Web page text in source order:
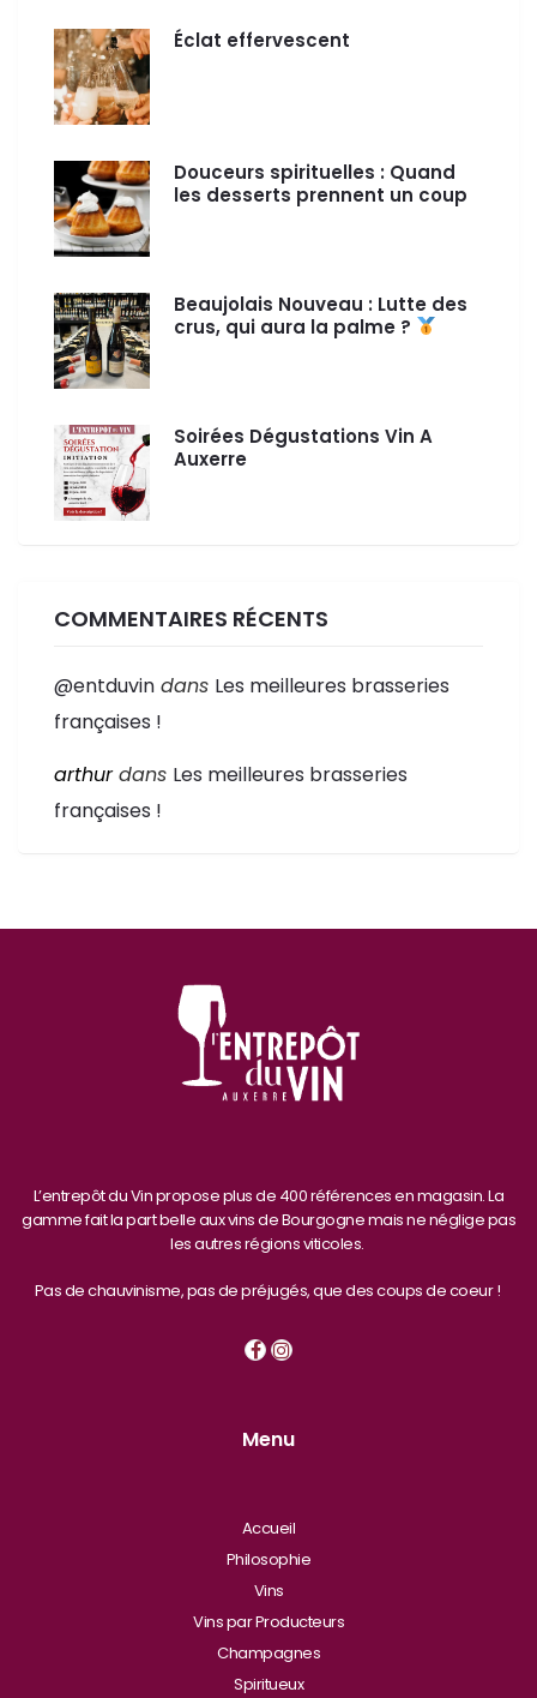
Éclat effervescent
Douceurs spirituelles : Quand
les desserts prennent un coup
Beaujolais Nouveau : Lutte des
crus, qui aura la palme ?
Soirées Dégustations Vin A
Auxerre
COMMENTAIRES RÉCENTS
@entduvin dans Les meilleures brasseries
françaises !
arthurdans Les meilleures brasseries
françaises !
L’entrepôt du Vin propose plus de 400 références en magasin. La
gamme fait la part belle aux vins de Bourgogne mais ne néglige pas
les autres régions viticoles.
Pas de chauvinisme, pas de préjugés, que des coups de coeur !
Menu
Accueil
Philosophie
Vins
Vins par Producteurs
Champagnes
Spiritueux